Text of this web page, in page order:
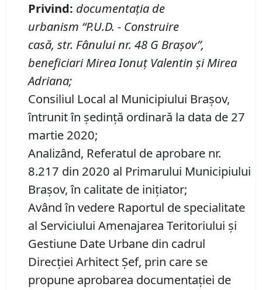
Privind: documentaţia de
urbanism “P.U.D. - Construire
casă, str. Fânului nr. 48 G Braşov”,
beneficiari Mirea Ionuţ Valentin şi Mirea
Adriana;
Consiliul Local al Municipiului Brașov,
întrunit în ședință ordinară la data de 27
martie 2020;
Analizând, Referatul de aprobare nr.
8.217 din 2020 al Primarului Municipiului
Braşov, în calitate de iniţiator;
Având în vedere Raportul de specialitate
al Serviciului Amenajarea Teritoriului și
Gestiune Date Urbane din cadrul
Direcției Arhitect Șef, prin care se
propune aprobarea documentaţiei de